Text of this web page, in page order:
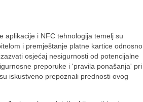
aplikacije i NFC tehnologija temelj su
i premještanje platne kartice odnosno
osjećaj nesigurnosti od potencijalne
preporuke i 'pravila ponašanja' pri
iskustveno prepoznali prednosti ovog